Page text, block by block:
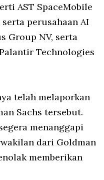
AST SpaceMobile
perusahaan AI
Group NV, serta
Technologies
telah melaporkan
Sachs tersebut.
menanggapi
dari Goldman
memberikan